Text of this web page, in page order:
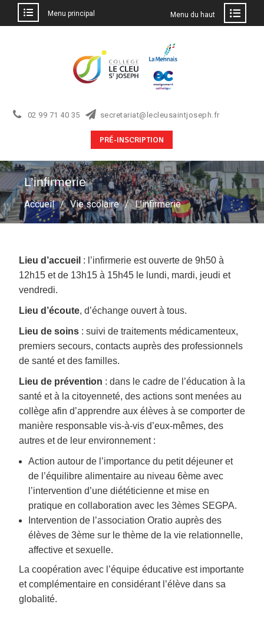
Menu principal Menu du haut
02 99 71 40 35 secretariat@lecleusaintjoseph.fr
PRÉ-INSCRIPTION
L’infirmerie
Accueil Vie scolaire L’infirmerie
Lieu d’accueil : l’infirmerie est ouverte de 9h50 à
12h15 et de 13h15 à 15h45 le lundi, mardi, jeudi et
vendredi.
Lieu d’écoute, d’échange ouvert à tous.
Lieu de soins: suivi de traitements médicamenteux,
premiers secours, contacts auprès des professionnels
de santé et des familles.
Lieu de prévention : dans le cadre de l’éducation à la
santé et à la citoyenneté, des actions sont menées au
collège afin d’apprendre aux élèves à se comporter de
manière responsable vis-à-vis d’eux-mêmes, des
autres et de leur environnement :
Action autour de l’importance du petit déjeuner et
de l’équilibre alimentaire au niveau 6ème avec
l’intervention d’une diététicienne et mise en
pratique en collaboration avec les 3èmes SEGPA.
Intervention de l’association Oratio auprès des
élèves de 3ème sur le thème de la vie relationnelle,
affective et sexuelle.
La coopération avec l’équipe éducative est importante
et complémentaire en considérant l’élève dans sa
globalité.